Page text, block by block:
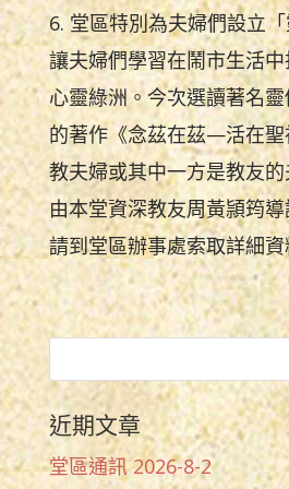
6. 堂區特別為夫婦們設立「
讓夫婦們學習在鬧市生活
心靈綠洲。今次選讀著名
的著作《念茲在茲—活在
教夫婦或其中一方是教友
由本堂資深教友周黃頴筠
請到堂區辦事處索取詳細資
近期文章
堂區通訊 2026-8-2